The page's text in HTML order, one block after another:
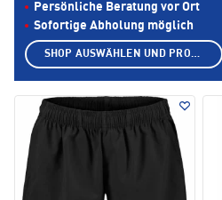
Persönliche Beratung vor Ort
Sofortige Abholung möglich
SHOP AUSWÄHLEN UND PRODUKTE ANZEIGEN